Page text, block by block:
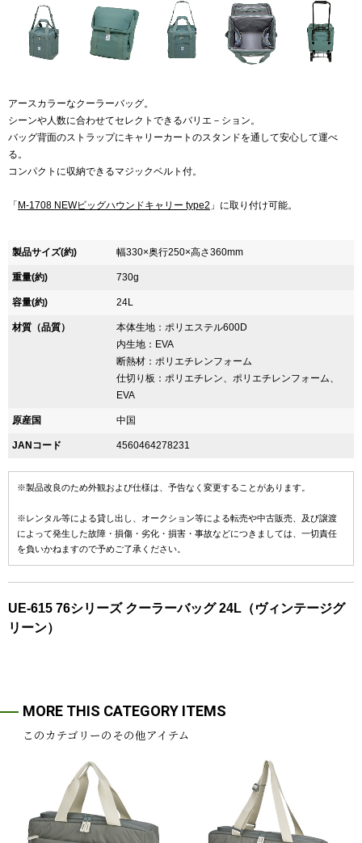
アースカラーなクーラーバッグ。
シーンや人数に合わせてセレクトできるバリエ－ション。
バッグ背面のストラップにキャリーカートのスタンドを通して安心して運べ
る。
コンパクトに収納できるマジックベルト付。
「 M-1708 NEWビッグハウンドキャリー type2 」に取り付け可能。
製品サイズ(約) 幅330×奥行250×高さ360mm
重量(約) 730g
容量(約) 24L
材質（品質）
本体生地：ポリエステル600D
内生地：EVA
断熱材：ポリエチレンフォーム
仕切り板：ポリエチレン、ポリエチレンフォーム、
EVA
原産国 中国
JANコード 4560464278231
※製品改良のため外観および仕様は、予告なく変更することがあります。
※レンタル等による貸し出し、オークション等による転売や中古販売、及び譲渡
によって発生した故障・損傷・劣化・損害・事故などにつきましては、一切責任
を負いかねますので予めご了承ください。
UE-615 76シリーズ クーラーバッグ 24L（ヴィンテージグ
リーン）
MORE THIS CATEGORY ITEMS
このカテゴリーのその他アイテム